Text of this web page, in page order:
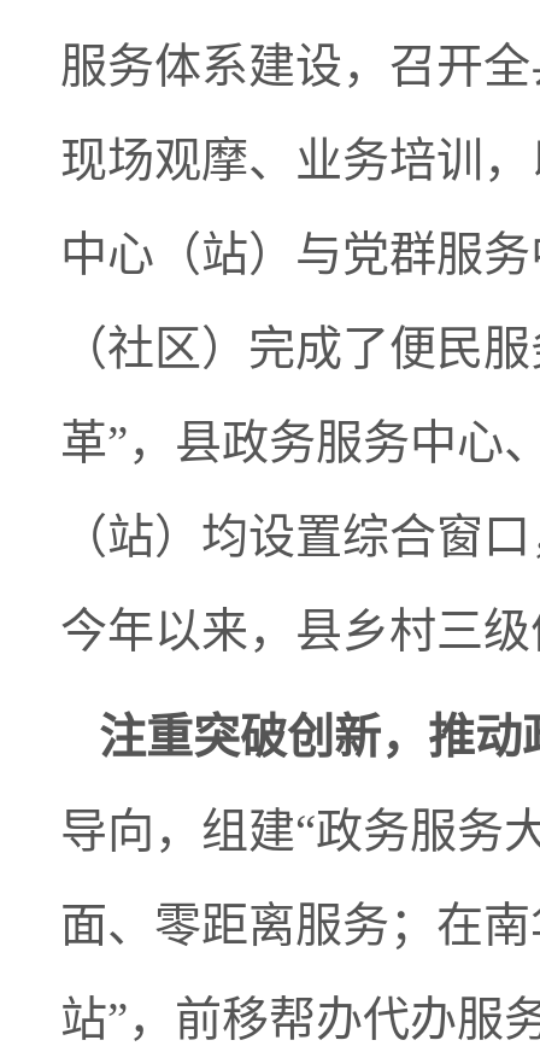
服务体系建设，召开
现场观摩、业务培训
中心（站）与党群服
（社区）完成了便民
革”，县政务服务中心
（站）均设置综合窗
今年以来，县乡村三
注重突破创新，推
导向，组建“政务服务
面、零距离服务；在
站”，前移帮办代办服